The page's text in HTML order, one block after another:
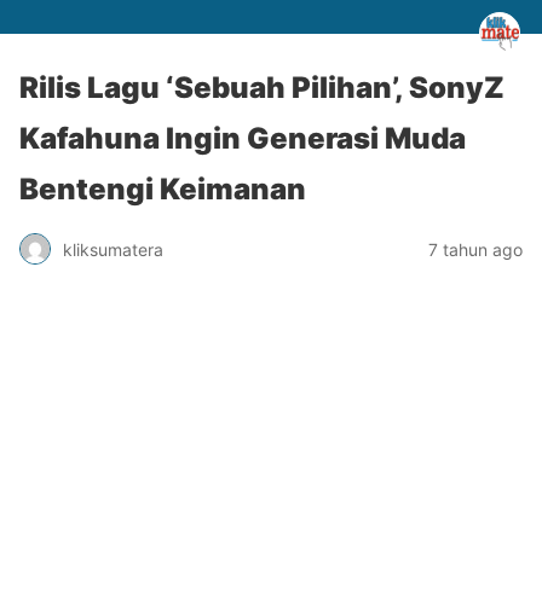
Rilis Lagu ‘Sebuah Pilihan’, SonyZ
Kafahuna Ingin Generasi Muda
Bentengi Keimanan
kliksumatera 7 tahun ago